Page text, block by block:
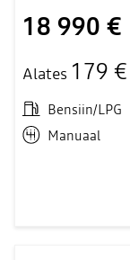
18 990 €
Alates 179 €
Bensiin/LPG
Manuaal